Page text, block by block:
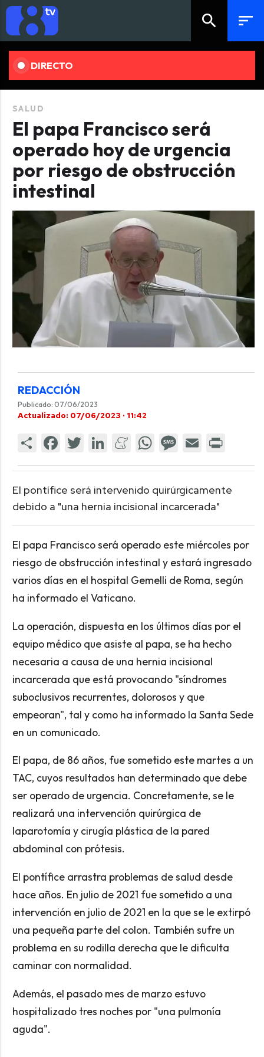
search sort
DIRECTO
SALUD
El papa Francisco será
operado hoy de urgencia
por riesgo de obstrucción
intestinal
REDACCIÓN
Publicado: 07/06/2023
Actualizado: 07/06/2023 · 11:42
El pontífice será intervenido quirúrgicamente
debido a "una hernia incisional incarcerada"
El papa Francisco será operado este miércoles por
riesgo de obstrucción intestinal y estará ingresado
varios días en el hospital Gemelli de Roma, según
ha informado el Vaticano.
La operación, dispuesta en los últimos días por el
equipo médico que asiste al papa, se ha hecho
necesaria a causa de una hernia incisional
incarcerada que está provocando "síndromes
suboclusivos recurrentes, dolorosos y que
empeoran", tal y como ha informado la Santa Sede
en un comunicado.
El papa, de 86 años, fue sometido este martes a un
TAC, cuyos resultados han determinado que debe
ser operado de urgencia. Concretamente, se le
realizará una intervención quirúrgica de
laparotomía y cirugía plástica de la pared
abdominal con prótesis.
El pontífice arrastra problemas de salud desde
hace años. En julio de 2021 fue sometido a una
intervención en julio de 2021 en la que se le extirpó
una pequeña parte del colon. También sufre un
problema en su rodilla derecha que le dificulta
caminar con normalidad.
Además, el pasado mes de marzo estuvo
hospitalizado tres noches por "una pulmonía
aguda".